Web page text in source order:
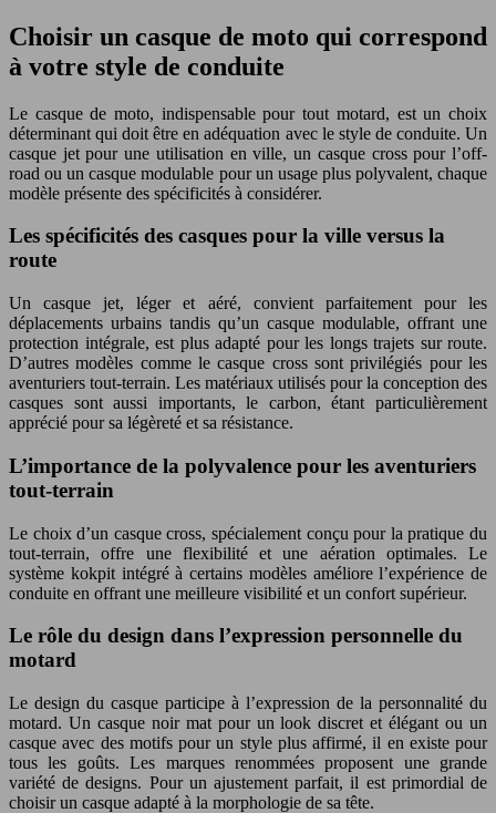
Choisir un casque de moto qui correspond
à votre style de conduite
Le casque de moto, indispensable pour tout motard, est un choix
déterminant qui doit être en adéquation avec le style de conduite. Un
casque jet pour une utilisation en ville, un casque cross pour l’off-
road ou un casque modulable pour un usage plus polyvalent, chaque
modèle présente des spécificités à considérer.
Les spécificités des casques pour la ville versus la
route
Un casque jet, léger et aéré, convient parfaitement pour les
déplacements urbains tandis qu’un casque modulable, offrant une
protection intégrale, est plus adapté pour les longs trajets sur route.
D’autres modèles comme le casque cross sont privilégiés pour les
aventuriers tout-terrain. Les matériaux utilisés pour la conception des
casques sont aussi importants, le carbon, étant particulièrement
apprécié pour sa légèreté et sa résistance.
L’importance de la polyvalence pour les aventuriers
tout-terrain
Le choix d’un casque cross, spécialement conçu pour la pratique du
tout-terrain, offre une flexibilité et une aération optimales. Le
système kokpit intégré à certains modèles améliore l’expérience de
conduite en offrant une meilleure visibilité et un confort supérieur.
Le rôle du design dans l’expression personnelle du
motard
Le design du casque participe à l’expression de la personnalité du
motard. Un casque noir mat pour un look discret et élégant ou un
casque avec des motifs pour un style plus affirmé, il en existe pour
tous les goûts. Les marques renommées proposent une grande
variété de designs. Pour un ajustement parfait, il est primordial de
choisir un casque adapté à la morphologie de sa tête.